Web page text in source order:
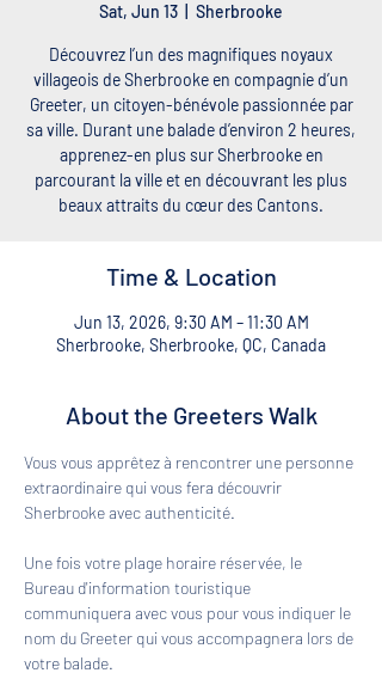
Sat, Jun 13 Sherbrooke
Découvrez l’un des magnifiques noyaux
villageois de Sherbrooke en compagnie d’un
Greeter, un citoyen-bénévole passionnée par
sa ville. Durant une balade d’environ 2 heures,
apprenez-en plus sur Sherbrooke en
parcourant la ville et en découvrant les plus
beaux attraits du cœur des Cantons.
Time & Location
Jun 13, 2026, 9:30 AM – 11:30 AM
Sherbrooke, Sherbrooke, QC, Canada
About the Greeters Walk
Vous vous apprêtez à rencontrer une personne
extraordinaire qui vous fera découvrir
Sherbrooke avec authenticité.
Une fois votre plage horaire réservée, le
Bureau d'information touristique
communiquera avec vous pour vous indiquer le
nom du Greeter qui vous accompagnera lors de
votre balade.